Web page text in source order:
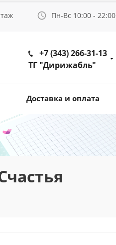
Пн-Вс 10:00 - 22:00
+7 (343) 266-31-13
ТГ "Дирижабль"
Доставка и оплата